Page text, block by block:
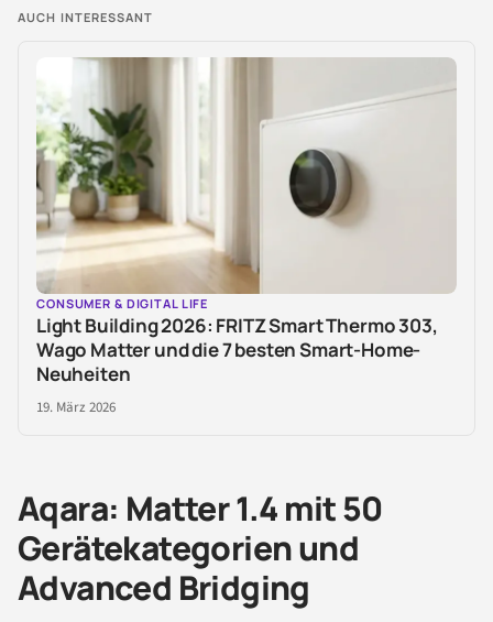
AUCH INTERESSANT
CONSUMER & DIGITAL LIFE
Light Building 2026: FRITZ Smart Thermo 303,
Wago Matter und die 7 besten Smart-Home-
Neuheiten
19. März 2026
Aqara: Matter 1.4 mit 50
Gerätekategorien und
Advanced Bridging